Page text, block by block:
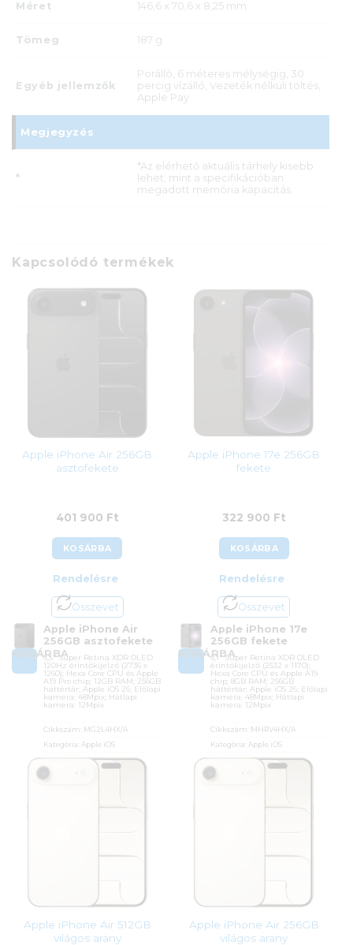
Méret 146,6 x 70,6 x 8,25 mm
Tömeg 187 g
Egyéb jellemzők
Porálló, 6 méteres mélységig, 30
percig vízálló, Vezeték nélküli töltés,
Apple Pay
Megjegyzés
*
*Az elérhető aktuális tárhely kisebb
lehet, mint a specifikációban
megadott memória kapacitás.
Kapcsolódó termékek
Apple iPhone Air 256GB
asztofekete
401 900 Ft
KOSÁRBA
Rendelésre
Összevet
KOSÁRBA
Apple iPhone Air
256GB asztofekete
6,5″ Super Retina XDR OLED
120Hz érintőkijelző (2736 x
1260); Hexa Core CPU és Apple
A19 Pro chip; 12GB RAM; 256GB
háttértár; Apple iOS 26; Előlapi
kamera: 48Mpix; Hátlapi
kamera: 12Mpix
Cikkszám: MG2L4HX/A
Kategória: Apple iOS
Apple
Apple iPhone 17e 256GB
fekete
322 900 Ft
KOSÁRBA
Rendelésre
Összevet
KOSÁRBA
Apple iPhone 17e
256GB fekete
6,1″ Super Retina XDR OLED
érintőkijelző (2532 x 1170);
Hexa Core CPU és Apple A19
chip; 8GB RAM; 256GB
háttértár; Apple iOS 26; Előlapi
kamera: 48Mpix; Hátlapi
kamera: 12Mpix
Cikkszám: MHRV4HX/A
Kategória: Apple iOS
Apple
Apple iPhone Air 512GB
világos arany
Apple iPhone Air 256GB
világos arany